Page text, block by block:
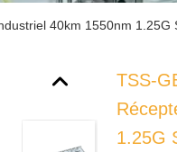
40km 1550nm 1.25G
TSS-
1.25G